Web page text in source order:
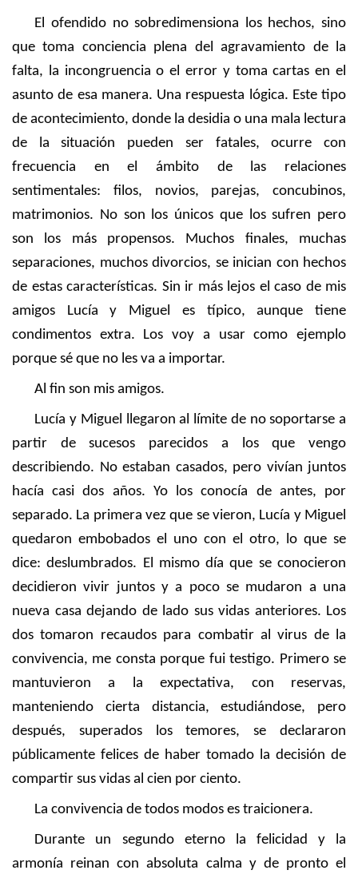
El ofendido no sobredimensiona los hechos, sino
que toma conciencia plena del agravamiento de la
falta, la incongruencia o el error y toma cartas en el
asunto de esa manera. Una respuesta lógica. Este tipo
de acontecimiento, donde la desidia o una mala lectura
de la situación pueden ser fatales, ocurre con
frecuencia en el ámbito de las relaciones
sentimentales: filos, novios, parejas, concubinos,
matrimonios. No son los únicos que los sufren pero
son los más propensos. Muchos finales, muchas
separaciones, muchos divorcios, se inician con hechos
de estas características. Sin ir más lejos el caso de mis
amigos Lucía y Miguel es típico, aunque tiene
condimentos extra. Los voy a usar como ejemplo
porque sé que no les va a importar.
Al fin son mis amigos.
Lucía y Miguel llegaron al límite de no soportarse a
partir de sucesos parecidos a los que vengo
describiendo. No estaban casados, pero vivían juntos
hacía casi dos años. Yo los conocía de antes, por
separado. La primera vez que se vieron, Lucía y Miguel
quedaron embobados el uno con el otro, lo que se
dice: deslumbrados. El mismo día que se conocieron
decidieron vivir juntos y a poco se mudaron a una
nueva casa dejando de lado sus vidas anteriores. Los
dos tomaron recaudos para combatir al virus de la
convivencia, me consta porque fui testigo. Primero se
mantuvieron a la expectativa, con reservas,
manteniendo cierta distancia, estudiándose, pero
después, superados los temores, se declararon
públicamente felices de haber tomado la decisión de
compartir sus vidas al cien por ciento.
La convivencia de todos modos es traicionera.
Durante un segundo eterno la felicidad y la
armonía reinan con absoluta calma y de pronto el